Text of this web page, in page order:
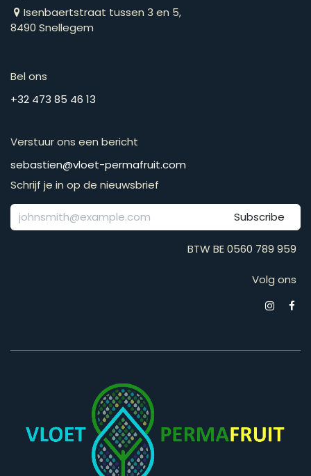
Isenbaertstraat tussen 3 en 5,
8490 Snellegem
Bel ons
​​​​​​​​​​​​​​​​​​​​​​​+​3​2​ ​4​7​3​ ​8​5​ ​4​6​ ​1​3
Verstuur ons een bericht
​​​​​​​​​​​​​​​​​​​​​​​​​​​​s​e​b​a​s​t​i​e​n​@​v​l​o​e​t​-​p​e​r​m​a​f​r​u​it​.​c​o​m
Schrijf je in op de nieuwsbrief
Subscribe
BTW BE 0560 789 959
Volg ons